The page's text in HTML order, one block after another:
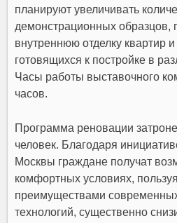
планируют увеличивать
демонстрационных образцов,
внутреннюю отделку квартир
готовящихся к постройке в
Часы работы выставочного
часов.
Программа реновации
человек. Благодаря
Москвы граждане получат
комфортных условиях,
преимуществами
технологий, существенно